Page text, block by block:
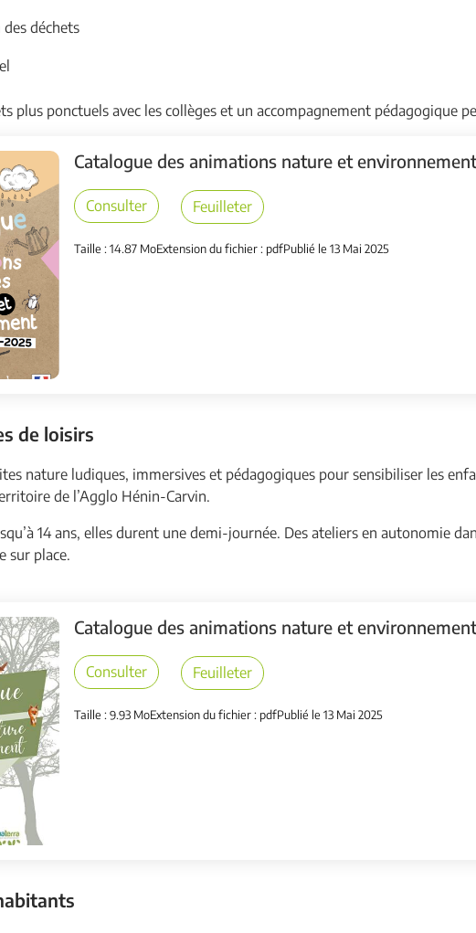
déchets
plus ponctuels avec les collèges et un accompagnement pédagogique
Catalogue des animations nature et
Consulter Feuilleter
Taille : 14.87 MoExtension du fichier : pdfPublié le 13 Mai 2025
de loisirs
nature ludiques, immersives et pédagogiques pour sensibiliser les
de l’Agglo Hénin-Carvin.
14 ans, elles durent une demi-journée. Des ateliers en autonomie
sur place.
Catalogue des animations nature et
Consulter Feuilleter
Taille : 9.93 MoExtension du fichier : pdfPublié le 13 Mai 2025